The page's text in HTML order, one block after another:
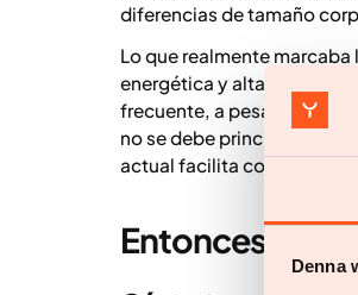
Denna
diferencias de tamaño
Lo que realmente
energética y altamente
frecuente, a pesar de un
no se debe principalmente
actual facilita consumir
Entonces,